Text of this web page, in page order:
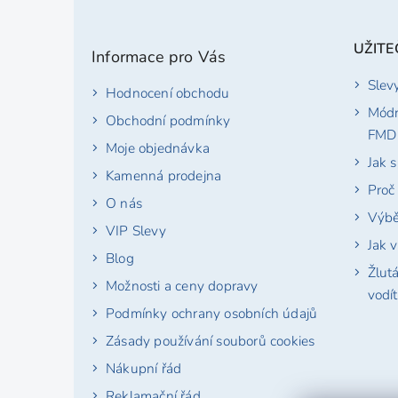
Informace pro Vás
Hodnocení obchodu
Obchodní podmínky
Moje objednávka
Kamenná prodejna
O nás
VIP Slevy
Blog
Možnosti a ceny dopravy
Podmínky ochrany osobních údajů
Zásady používání souborů cookies
Nákupní řád
FMD
Jak
Jak